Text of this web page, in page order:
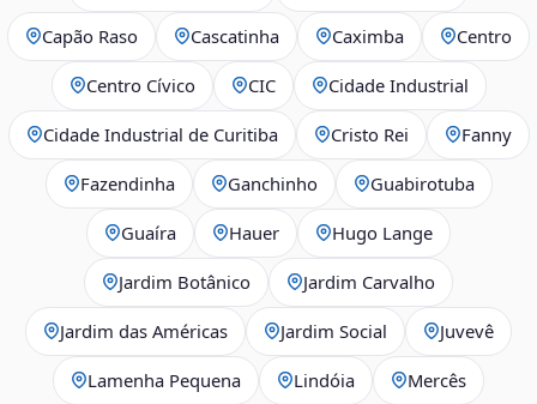
Capão Raso Cascatinha Caximba Centro
Centro Cívico CIC Cidade Industrial
Cidade Industrial de Curitiba Cristo Rei Fanny
Fazendinha Ganchinho Guabirotuba
Guaíra Hauer Hugo Lange
Jardim Botânico Jardim Carvalho
Jardim das Américas Jardim Social Juvevê
Lamenha Pequena Lindóia Mercês